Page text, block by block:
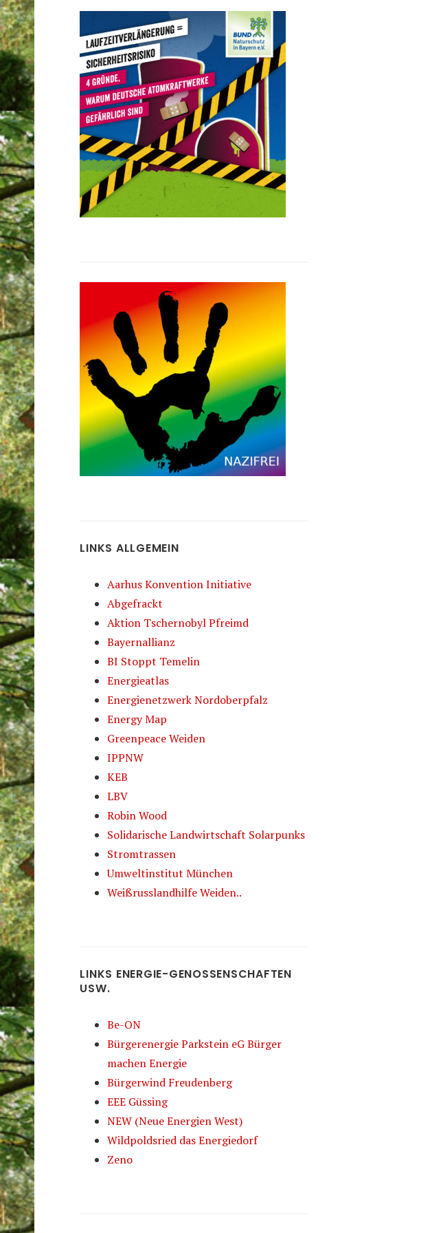
LINKS ALLGEMEIN
Aarhus Konvention Initiative
Abgefrackt
Aktion Tschernobyl Pfreimd
Bayernallianz
BI Stoppt Temelin
Energieatlas
Energienetzwerk Nordoberpfalz
Energy Map
Greenpeace Weiden
IPPNW
KEB
LBV
Robin Wood
Solidarische Landwirtschaft Solarpunks
Stromtrassen
Umweltinstitut München
Weißrusslandhilfe Weiden..
LINKS ENERGIE-GENOSSENSCHAFTEN
USW.
Be-ON
Bürgerenergie Parkstein eG Bürger
machen Energie
Bürgerwind Freudenberg
EEE Güssing
NEW (Neue Energien West)
Wildpoldsried das Energiedorf
Zeno